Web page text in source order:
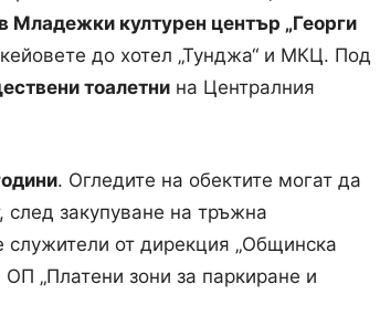
Младежки културен център „Георги
до хотел „Тунджа“ и МКЦ. Под
тоалетни на Централния
. Огледите на обектите могат да
след закупуване на тръжна
служители от дирекция „Общинска
„Платени зони за паркиране и